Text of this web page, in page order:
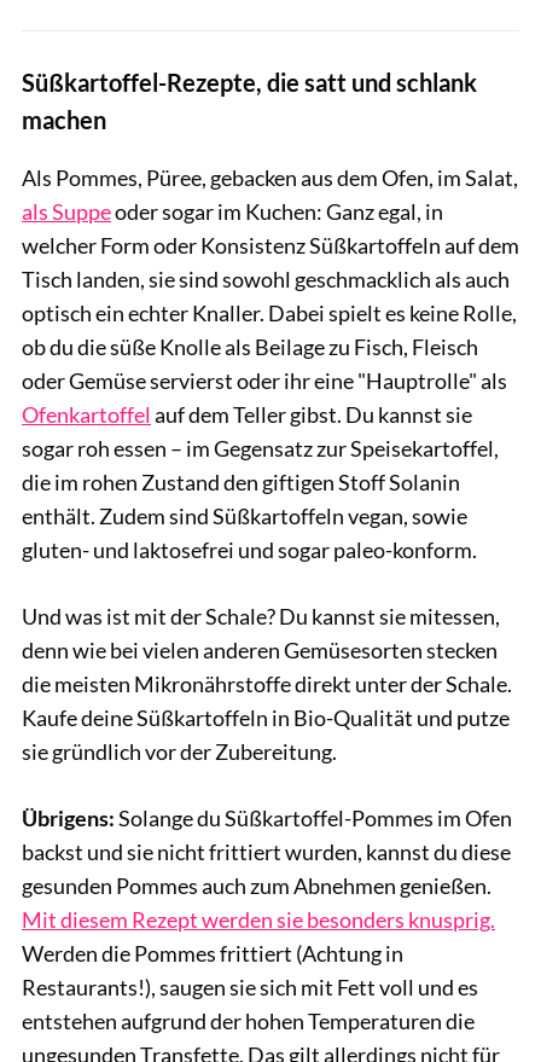
Süßkartoffel-Rezepte, die satt und schlank
machen
Als Pommes, Püree, gebacken aus dem Ofen, im Salat,
als Suppeoder sogar im Kuchen: Ganz egal, in
welcher Form oder Konsistenz Süßkartoffeln auf dem
Tisch landen, sie sind sowohl geschmacklich als auch
optisch ein echter Knaller. Dabei spielt es keine Rolle,
ob du die süße Knolle als Beilage zu Fisch, Fleisch
oder Gemüse servierst oder ihr eine "Hauptrolle" als
Ofenkartoffel auf dem Teller gibst. Du kannst sie
sogar roh essen – im Gegensatz zur Speisekartoffel,
die im rohen Zustand den giftigen Stoff Solanin
enthält. Zudem sind Süßkartoffeln vegan, sowie
gluten- und laktosefrei und sogar paleo-konform.
Und was ist mit der Schale? Du kannst sie mitessen,
denn wie bei vielen anderen Gemüsesorten stecken
die meisten Mikronährstoffe direkt unter der Schale.
Kaufe deine Süßkartoffeln in Bio-Qualität und putze
sie gründlich vor der Zubereitung.
Übrigens:Solange du Süßkartoffel-Pommes im Ofen
backst und sie nicht frittiert wurden, kannst du diese
gesunden Pommes auch zum Abnehmen genießen.
Mit diesem Rezept werden sie besonders knusprig.
Werden die Pommes frittiert (Achtung in
Restaurants!), saugen sie sich mit Fett voll und es
entstehen aufgrund der hohen Temperaturen die
ungesunden Transfette. Das gilt allerdings nichtfür